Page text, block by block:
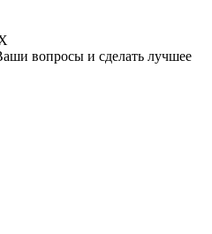
вопросы и сделать лучшее